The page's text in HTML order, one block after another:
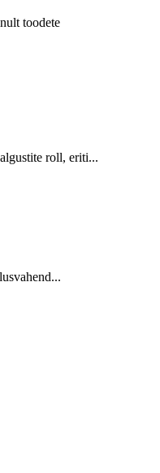
toodete
roll, eriti...